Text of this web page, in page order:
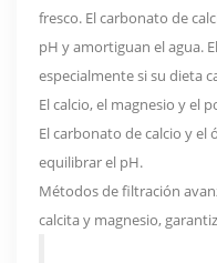
fresco. El carbonato de
pH y amortiguan el agua.
especialmente si su dieta
El calcio, el magnesio y el
El carbonato de calcio y el
equilibrar el pH.
Métodos de filtración
calcita y magnesio,